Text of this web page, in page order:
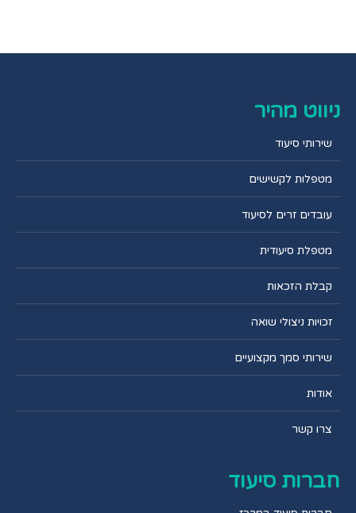
ניווט מהיר
שירותי סיעוד
מטפלות לקשישים
עובדים זרים לסיעוד
מטפלת סיעודית
קבלת הזכאות
זכויות ניצולי שואה
שירותי סמך מקצועיים
אודות
צרו קשר
חברות סיעוד